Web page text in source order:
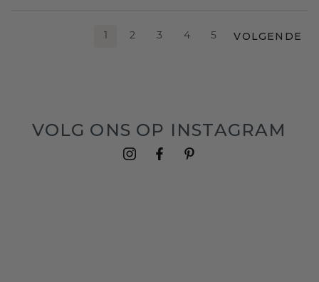
1 2 3 4 5 VOLGENDE
VOLG ONS OP INSTAGRAM